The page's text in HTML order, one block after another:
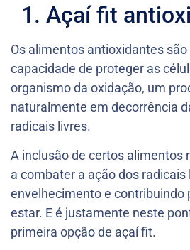
1. Açaí fit
Os alimentos antioxidantes
capacidade de proteger as
organismo da oxidação, um
naturalmente em decorrência
radicais livres.
A inclusão de certos alimentos
a combater a ação dos
envelhecimento e contribuindo
estar. E é justamente neste
primeira opção de açaí fit.